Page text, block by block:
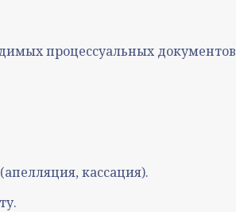
процессуальных документов
кассация).